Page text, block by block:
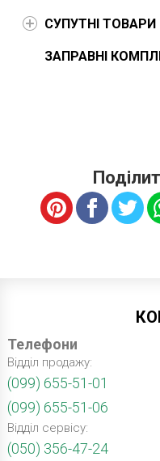
СУПУТНІ ТОВАРИ
ЗАПРАВНІ
Телефони
Відділ продажу:
(099) 655-51-01
(099) 655-51-06
Відділ сервісу:
(050) 356-47-24